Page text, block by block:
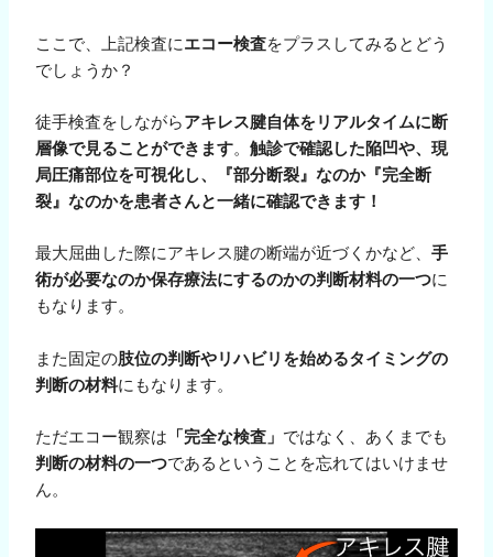
ここで、上記検査にエコー検査をプラスしてみるとどう
でしょうか？
徒手検査をしながらアキレス腱自体をリアルタイムに断
層像で見ることができます。触診で確認した陥凹や、現
局圧痛部位を可視化し、『部分断裂』なのか『完全断
裂』なのかを患者さんと一緒に確認できます！
最大屈曲した際にアキレス腱の断端が近づくかなど、手
術が必要なのか保存療法にするのかの判断材料の一つに
もなります。
また固定の肢位の判断やリハビリを始めるタイミングの
判断の材料にもなります。
ただエコー観察は 「完全な検査」 ではなく、あくまでも
判断の材料の一つであるということを忘れてはいけませ
ん。